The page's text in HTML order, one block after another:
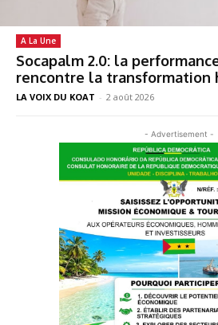
A La Une
Socapalm 2.0: la
rencontre la transformation
LA VOIX DU KOAT - 2 août 2026
- Advertisement -